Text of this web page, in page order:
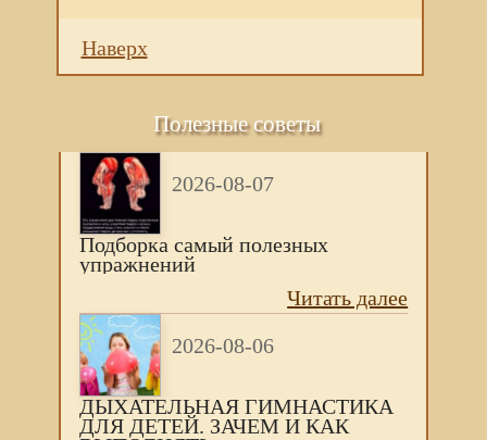
Наверх
Полезные советы
2026-08-07
Подборка самый полезных
упражнений
Читать далее
2026-08-06
ДЫХАТЕЛЬНАЯ ГИМНАСТИКА
ДЛЯ ДЕТЕЙ. ЗАЧЕМ И КАК